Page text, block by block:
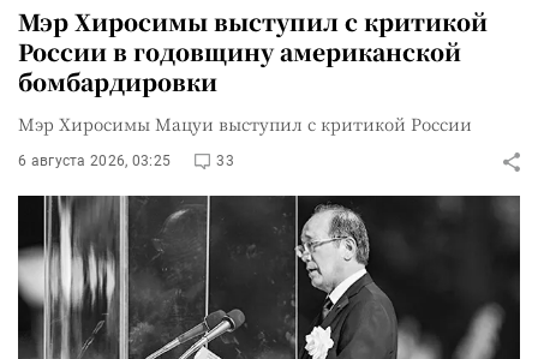
Мэр Хиросимы выступил с критикой
России в годовщину американской
бомбардировки
Мэр Хиросимы Мацуи выступил с критикой России
6 августа 2026, 03:25 33